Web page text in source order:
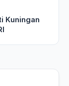
Kuningan